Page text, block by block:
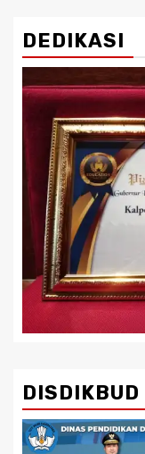
DEDIKASI